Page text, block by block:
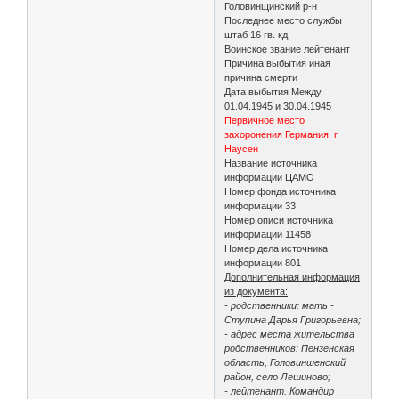
Головинщинский р-н
Последнее место службы
штаб 16 гв. кд
Воинское звание лейтенант
Причина выбытия иная
причина смерти
Дата выбытия Между
01.04.1945 и 30.04.1945
Первичное место
захоронения Германия, г.
Наусен
Название источника
информации ЦАМО
Номер фонда источника
информации 33
Номер описи источника
информации 11458
Номер дела источника
информации 801
Дополнительная информация
из документа:
- родственники: мать -
Ступина Дарья Григорьевна;
- адрес места жительства
родственников: Пензенская
область, Головиншенский
район, село Лешиново;
- лейтенант. Командир